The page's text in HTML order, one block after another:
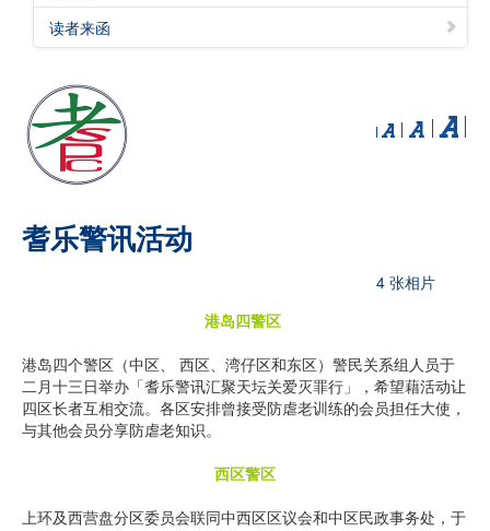
读者来函
耆乐警讯活动
4 张相片
港岛四警区
港岛四个警区（中区、 西区、湾仔区和东区）警民关系组人员于
二月十三日举办「耆乐警讯汇聚天坛关爱灭罪行」，希望藉活动让
四区长者互相交流。各区安排曾接受防虐老训练的会员担任大使，
与其他会员分享防虐老知识。
西区警区
上环及西营盘分区委员会联同中西区区议会和中区民政事务处，于